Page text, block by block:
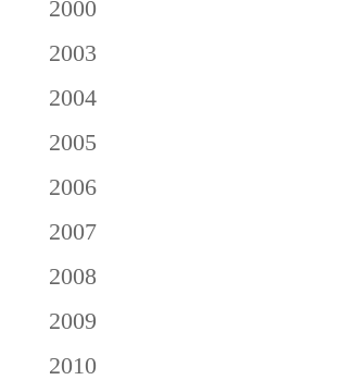
2000
2003
2004
2005
2006
2007
2008
2009
2010